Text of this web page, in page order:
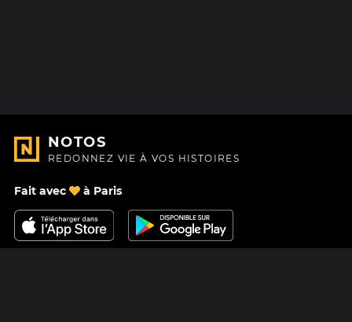
NOTOS
REDONNEZ VIE À VOS HISTOIRES
Fait avec à Paris